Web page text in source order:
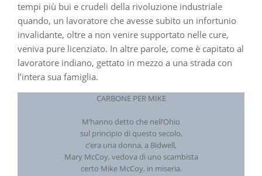
tempi più bui e crudeli della rivoluzione industriale
quando, un lavoratore che avesse subito un infortunio
invalidante, oltre a non venire supportato nelle cure,
veniva pure licenziato. In altre parole, come è capitato al
lavoratore indiano, gettato in mezzo a una strada con
l’intera sua famiglia.
CARBONE PER MIKE
M’hanno detto che nell’Ohio
sul principio di questo secolo,
c’era una donna, a Bidwell,
Mary McCoy, vedova di uno scambista
certo Mike McCoy, in miseria.